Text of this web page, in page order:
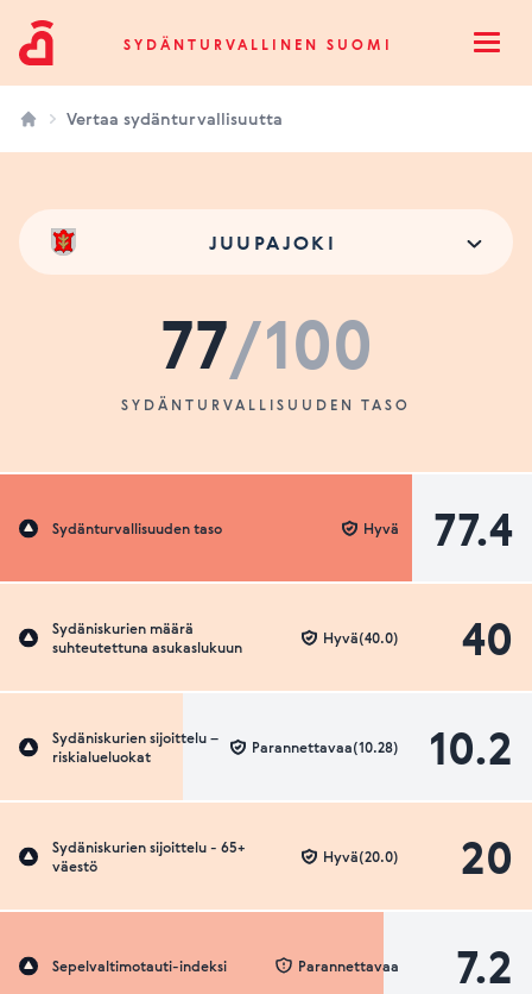
Sydänturvallinen SuomiSYDÄNTURVALLINEN SUOMI
Vertaa sydänturvallisuutta
JUUPAJOKI
77/100
SYDÄNTURVALLISUUDEN TASO
Sydänturvallisuuden taso 77.4
Hyvä
Sydäniskurien määrä
suhteutettuna asukaslukuun
40
Hyvä(40.0)
Sydäniskurien sijoittelu –
riskialueluokat
10.2
Parannettavaa(10.28)
Sydäniskurien sijoittelu - 65+
väestö
20
Hyvä(20.0)
Sepelvaltimotauti-indeksi 7.2
Parannettavaa